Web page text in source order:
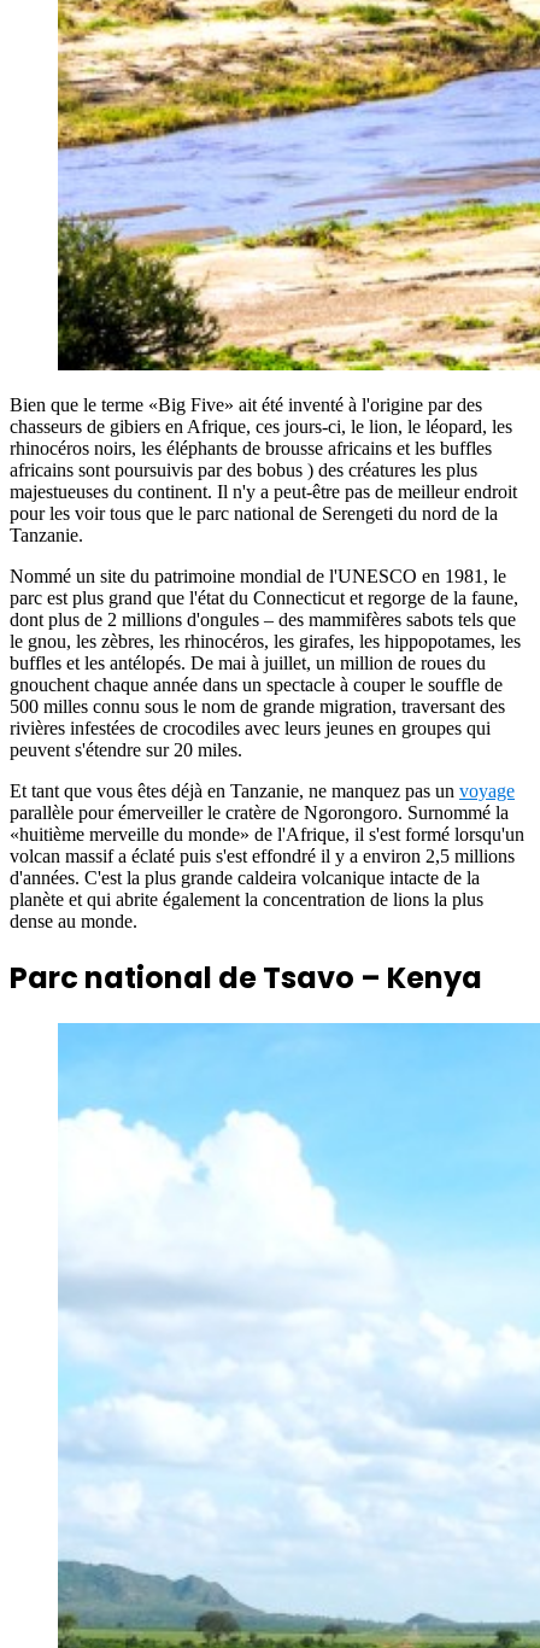
Bien que le terme «Big Five» ait été inventé à l'origine par des
chasseurs de gibiers en Afrique, ces jours-ci, le lion, le léopard, les
rhinocéros noirs, les éléphants de brousse africains et les buffles
africains sont poursuivis par des bobus ) des créatures les plus
majestueuses du continent. Il n'y a peut-être pas de meilleur endroit
pour les voir tous que le parc national de Serengeti du nord de la
Tanzanie.
Nommé un site du patrimoine mondial de l'UNESCO en 1981, le
parc est plus grand que l'état du Connecticut et regorge de la faune,
dont plus de 2 millions d'ongules – des mammifères sabots tels que
le gnou, les zèbres, les rhinocéros, les girafes, les hippopotames, les
buffles et les antélopés. De mai à juillet, un million de roues du
gnouchent chaque année dans un spectacle à couper le souffle de
500 milles connu sous le nom de grande migration, traversant des
rivières infestées de crocodiles avec leurs jeunes en groupes qui
peuvent s'étendre sur 20 miles.
Et tant que vous êtes déjà en Tanzanie, ne manquez pas un voyage
parallèle pour émerveiller le cratère de Ngorongoro. Surnommé la
«huitième merveille du monde» de l'Afrique, il s'est formé lorsqu'un
volcan massif a éclaté puis s'est effondré il y a environ 2,5 millions
d'années. C'est la plus grande caldeira volcanique intacte de la
planète et qui abrite également la concentration de lions la plus
dense au monde.
Parc national de Tsavo – Kenya